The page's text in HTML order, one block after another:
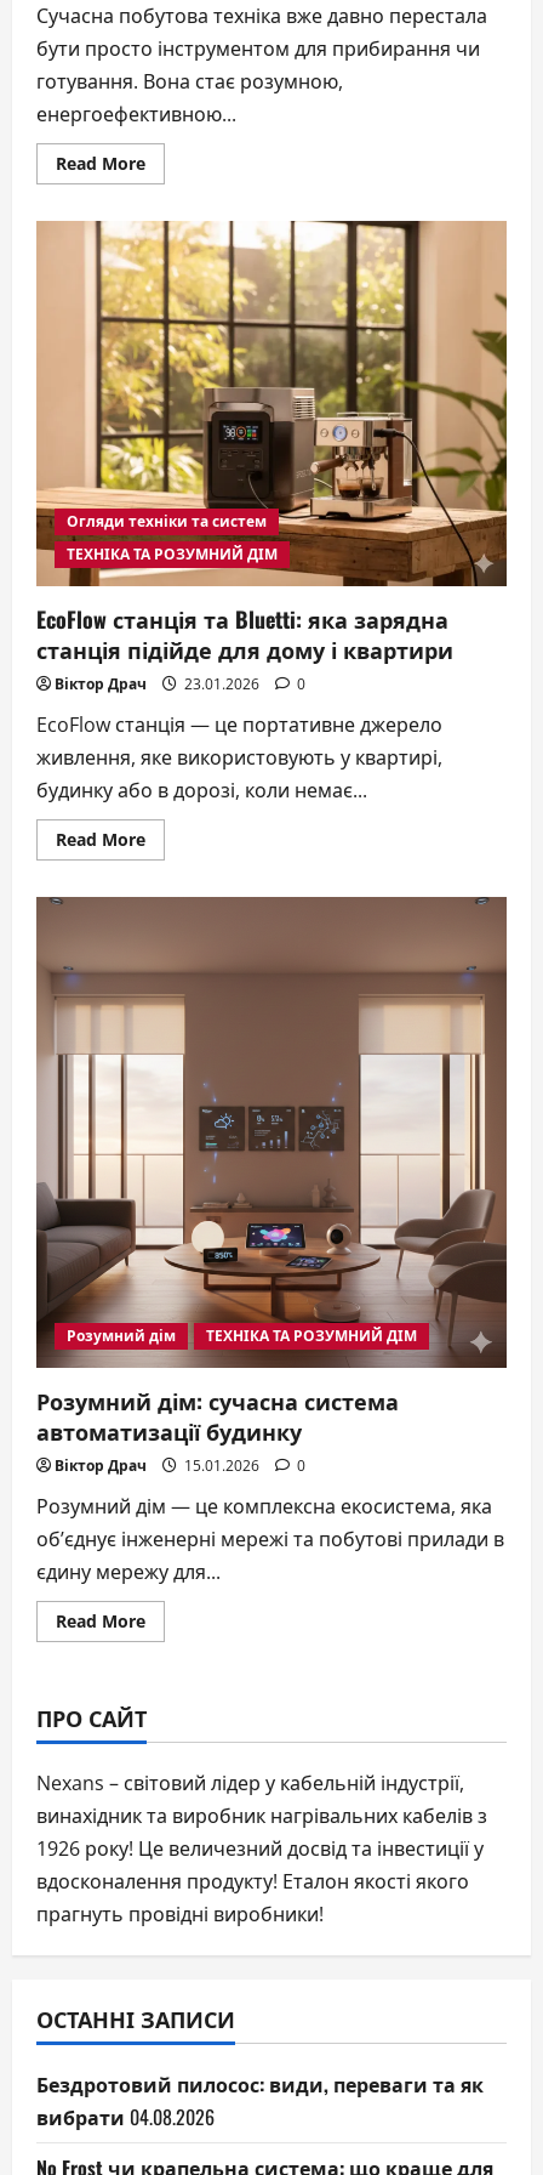
Сучасна побутова техніка вже давно перестала
бути просто інструментом для прибирання чи
готування. Вона стає розумною,
енергоефективною...
Read MoreRead
more
побутової
техніки:
сучасні
рішення
для
дому
Огляди техніки та систем
ТЕХНІКА ТА РОЗУМНИЙ ДІМ
EcoFlow станція та Bluetti: яка зарядна
станція підійде для дому і квартири
Віктор Драч 23.01.2026 0
EcoFlow станція — це портативне джерело
живлення, яке використовують у квартирі,
будинку або в дорозі, коли немає...
Read MoreRead
more
зарядна
станція
підійде
і
квартири
Розумний дім ТЕХНІКА ТА РОЗУМНИЙ ДІМ
Розумний дім: сучасна система
автоматизації будинку
Віктор Драч 15.01.2026 0
Розумний дім — це комплексна екосистема, яка
об’єднує інженерні мережі та побутові прилади в
єдину мережу для...
Read MoreRead
more
система
автоматизації
ПРО САЙТ
Nexans – світовий лідер у кабельній індустрії,
винахідник та виробник нагрівальних кабелів з
1926 року! Це величезний досвід та інвестиції у
вдосконалення продукту! Еталон якості якого
прагнуть провідні виробники!
ОСТАННІ ЗАПИСИ
Бездротовий пилосос: види, переваги та як
вибрати 04.08.2026
No Frost чи крапельна система: що краще для